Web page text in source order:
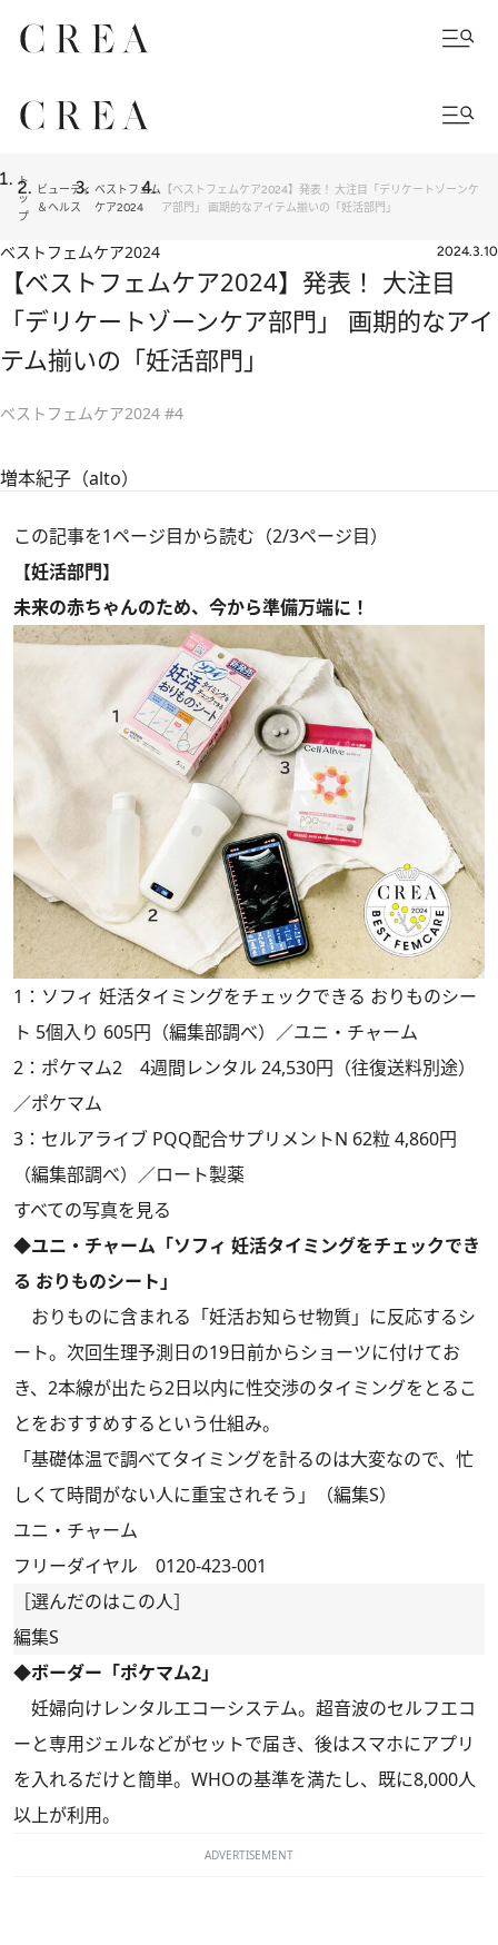
ト
ッ
プ
ビューティ
＆ヘルス
ベストフェム
ケア2024
【ベストフェムケア2024】発表！ 大注目「デリケートゾーンケ
ア部門」 画期的なアイテム揃いの「妊活部門」
ベストフェムケア2024 2024.3.10
【ベストフェムケア2024】発表！ 大注目
「デリケートゾーンケア部門」 画期的なアイ
テム揃いの「妊活部門」
ベストフェムケア2024 #4
増本紀子（alto）
この記事を1ページ目から読む（2/3ページ目）
【妊活部門】
未来の赤ちゃんのため、今から準備万端に！
1：ソフィ 妊活タイミングをチェックできる おりものシー
ト 5個入り 605円（編集部調べ）／ユニ・チャーム
2：ポケマム2 4週間レンタル 24,530円（往復送料別途）
／ポケマム
3：セルアライブ PQQ配合サプリメントN 62粒 4,860円
（編集部調べ）／ロート製薬
すべての写真を見る
◆ユニ・チャーム「ソフィ 妊活タイミングをチェックでき
る おりものシート」
おりものに含まれる「妊活お知らせ物質」に反応するシ
ート。次回生理予測日の19日前からショーツに付けてお
き、2本線が出たら2日以内に性交渉のタイミングをとるこ
とをおすすめするという仕組み。
「基礎体温で調べてタイミングを計るのは大変なので、忙
しくて時間がない人に重宝されそう」（編集S）
ユニ・チャーム
フリーダイヤル 0120-423-001
［選んだのはこの人］
編集S
◆ボーダー「ポケマム2」
妊婦向けレンタルエコーシステム。超音波のセルフエコ
ーと専用ジェルなどがセットで届き、後はスマホにアプリ
を入れるだけと簡単。WHOの基準を満たし、既に8,000人
以上が利用。
ADVERTISEMENT